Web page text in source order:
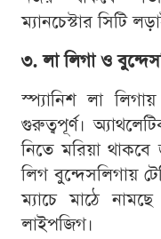
ম্যানচেস্টার সিটি
৩. লা লিগা ও
স্প্যানিশ লা
গুরুত্বপূর্ণ।
নিতে মরিয়া থাকবে
লিগ বুন্দেসলিগায়
ম্যাচে মাঠে
লাইপজিগ।